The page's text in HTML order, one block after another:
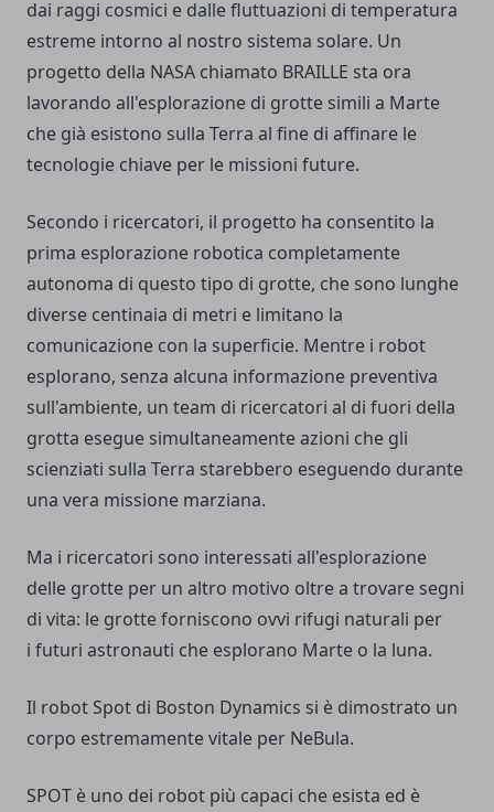
dai raggi cosmici e dalle fluttuazioni di temperatura
estreme intorno al nostro sistema solare. Un
progetto della NASA chiamato BRAILLE sta ora
lavorando all'esplorazione di grotte simili a Marte
che già esistono sulla Terra al fine di affinare le
tecnologie chiave per le missioni future.
Secondo i ricercatori, il progetto ha consentito la
prima esplorazione robotica completamente
autonoma di questo tipo di grotte, che sono lunghe
diverse centinaia di metri e limitano la
comunicazione con la superficie. Mentre i robot
esplorano, senza alcuna informazione preventiva
sull'ambiente, un team di ricercatori al di fuori della
grotta esegue simultaneamente azioni che gli
scienziati sulla Terra starebbero eseguendo durante
una vera missione marziana.
Ma i ricercatori sono interessati all'esplorazione
delle grotte per un altro motivo oltre a trovare segni
di vita: le grotte forniscono ovvi rifugi naturali per
i futuri astronauti che esplorano Marte o la luna.
Il robot Spot di Boston Dynamics si è dimostrato un
corpo estremamente vitale per NeBula.
SPOT è uno dei robot più capaci che esista ed è